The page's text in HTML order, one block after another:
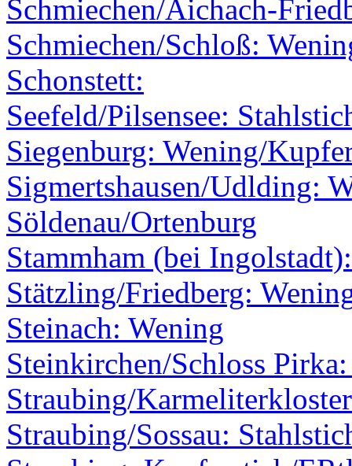
Schmiechen/Aichach-
Schmiechen/Schloß:
Schonstett:
Seefeld/Pilsensee:
Siegenburg: Wening/
Sigmertshausen/Udlding:
Söldenau/Ortenburg
Stammham (bei
Stätzling/Friedberg:
Steinach: Wening
Steinkirchen/Schloss
Straubing/
Straubing/Sossau: